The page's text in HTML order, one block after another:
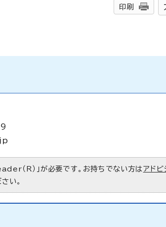
印刷
（R）」が必要です。お持ちでない方は アド
い。